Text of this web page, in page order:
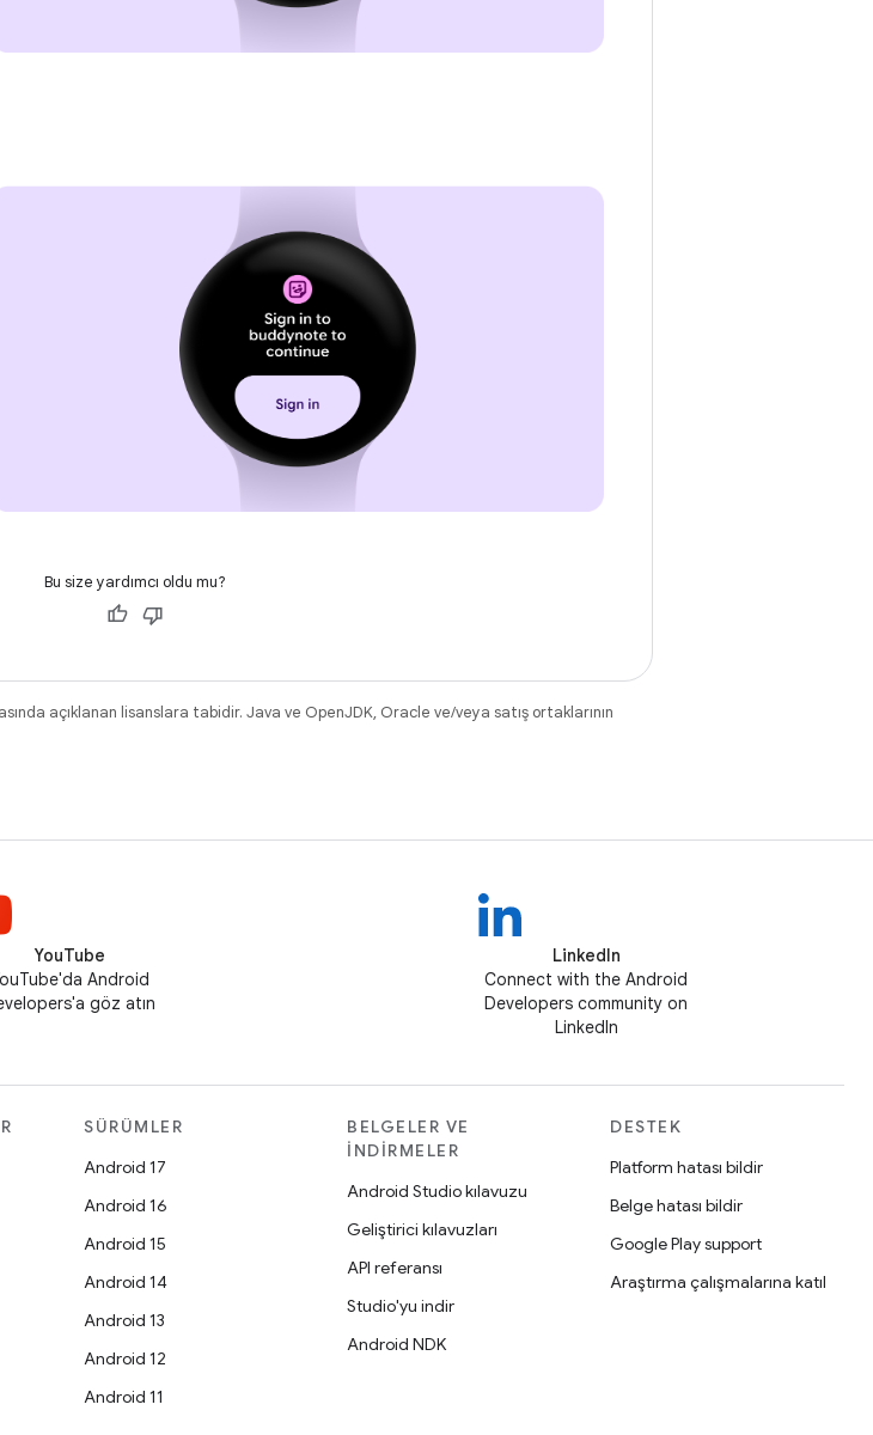
Bu size yardımcı oldu mu?
açıklanan lisanslara tabidir. Java ve OpenJDK, Oracle ve/veya satış ortaklarının
YouTube
Android
göz atın
LinkedIn
Connect with the Android
Developers community on
LinkedIn
SÜRÜMLER
Android 17
Android 16
Android 15
Android 14
Android 13
Android 12
Android 11
BELGELER VE
İNDIRMELER
Android Studio kılavuzu
Geliştirici kılavuzları
API referansı
Studio'yu indir
Android NDK
DESTEK
Platform hatası bildir
Belge hatası bildir
Google Play support
Araştırma çalışmalarına katıl